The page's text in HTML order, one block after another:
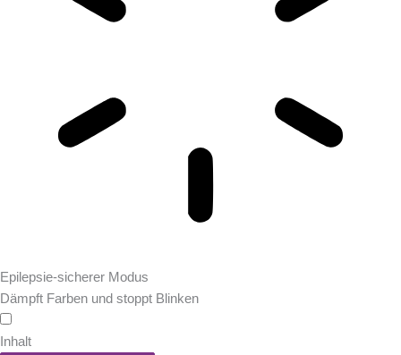
Epilepsie-sicherer Modus
Dämpft Farben und stoppt Blinken
Inhalt